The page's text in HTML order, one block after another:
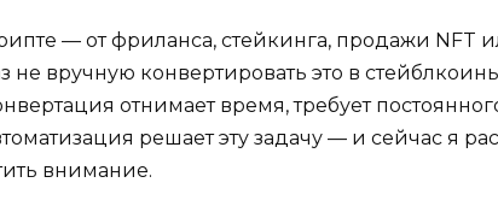
— от фриланса, стейкинга, продажи NFT
вручную конвертировать это в
отнимает время, требует
решает эту задачу — и сейчас я
внимание.